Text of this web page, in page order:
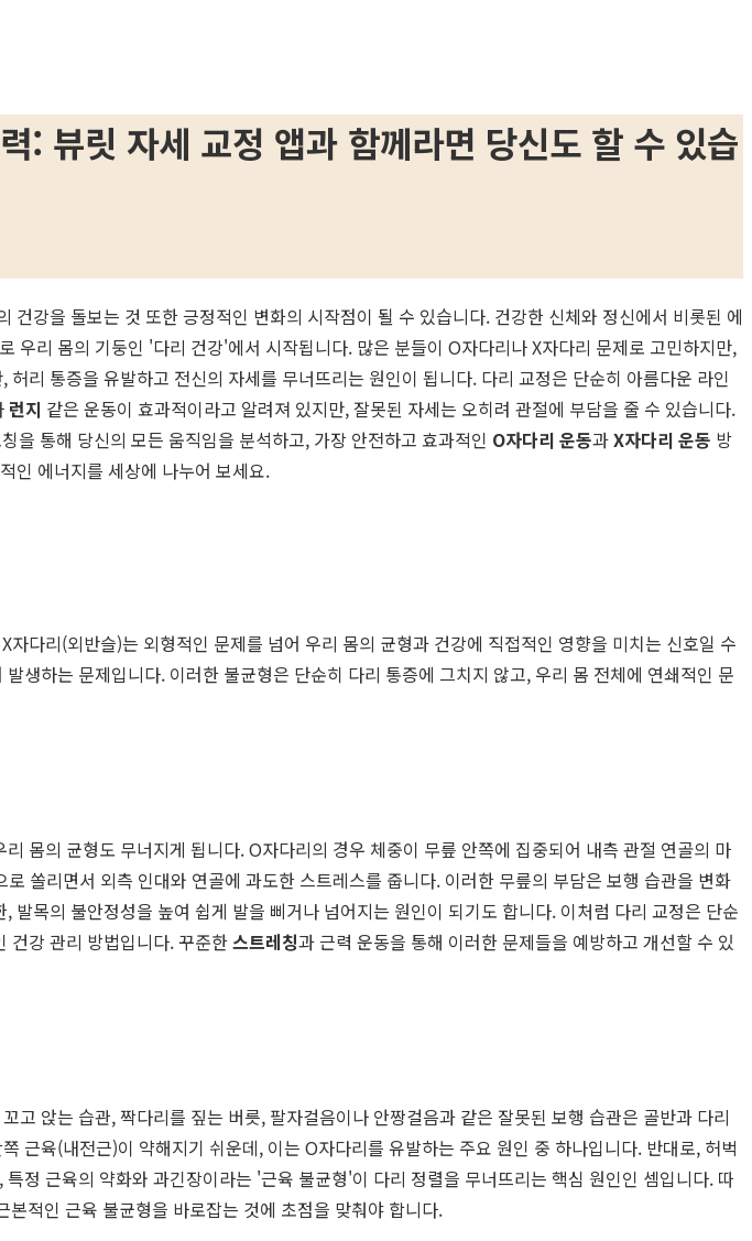
: 뷰릿 자세 교정 앱과 함께라면 당신도 할 수 있습
강을 돌보는 것 또한 긍정적인 변화의 시작점이 될 수 있습니다. 건강한 신체와 정신에서 비롯된 에
리 몸의 기둥인 '다리 건강'에서 시작됩니다. 많은 분들이 O자다리나 X자다리 문제로 고민하지만,
리 통증을 유발하고 전신의 자세를 무너뜨리는 원인이 됩니다. 다리 교정은 단순히 아름다운 라인
런지 같은 운동이 효과적이라고 알려져 있지만, 잘못된 자세는 오히려 관절에 부담을 줄 수 있습니다.
을 통해 당신의 모든 움직임을 분석하고, 가장 안전하고 효과적인 O자다리 운동과X자다리 운동 방
인 에너지를 세상에 나누어 보세요.
다리(외반슬)는 외형적인 문제를 넘어 우리 몸의 균형과 건강에 직접적인 영향을 미치는 신호일 수
생하는 문제입니다. 이러한 불균형은 단순히 다리 통증에 그치지 않고, 우리 몸 전체에 연쇄적인 문
몸의 균형도 무너지게 됩니다. O자다리의 경우 체중이 무릎 안쪽에 집중되어 내측 관절 연골의 마
쏠리면서 외측 인대와 연골에 과도한 스트레스를 줍니다. 이러한 무릎의 부담은 보행 습관을 변화
목의 불안정성을 높여 쉽게 발을 삐거나 넘어지는 원인이 되기도 합니다. 이처럼 다리 교정은 단순
건강 관리 방법입니다. 꾸준한스트레칭과 근력 운동을 통해 이러한 문제들을 예방하고 개선할 수 있
앉는 습관, 짝다리를 짚는 버릇, 팔자걸음이나 안짱걸음과 같은 잘못된 보행 습관은 골반과 다리
근육(내전근)이 약해지기 쉬운데, 이는 O자다리를 유발하는 주요 원인 중 하나입니다. 반대로, 허벅
정 근육의 약화와 과긴장이라는 '근육 불균형'이 다리 정렬을 무너뜨리는 핵심 원인인 셈입니다. 따
적인 근육 불균형을 바로잡는 것에 초점을 맞춰야 합니다.